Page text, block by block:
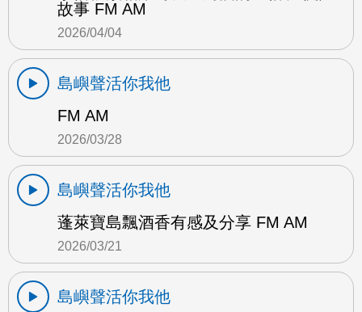
故事 FM AM
2026/04/04
島嶼聲活你我他
FM AM
2026/03/28
島嶼聲活你我他
蓬萊寶島飄酒香有感及分享 FM AM
2026/03/21
島嶼聲活你我他